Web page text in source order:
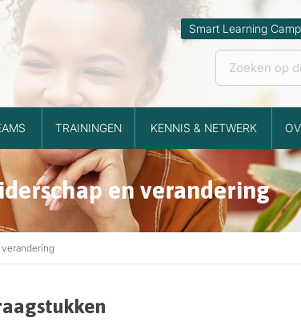
Smart Learning
TRAININGEN KENNIS & NETWERK
en verandering
verandering